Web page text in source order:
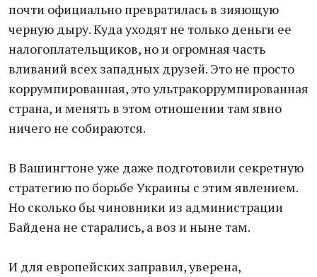
почти официально превратилась в зияющую
черную дыру. Куда уходят не только деньги ее
налогоплательщиков, но и огромная часть
вливаний всех западных друзей. Это не просто
коррумпированная, это ультракоррумпированная
страна, и менять в этом отношении там явно
ничего не собираются.
В Вашингтоне уже даже подготовили секретную
стратегию по борьбе Украины с этим явлением.
Но сколько бы чиновники из администрации
Байдена не старались, а воз и ныне там.
И для европейских заправил, уверена,